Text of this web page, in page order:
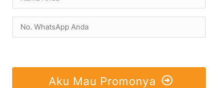
Aku Mau Promonya